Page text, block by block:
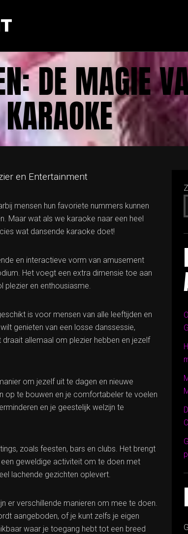
DE MAGIE
KARAOKE
en Entertainment
mensen hun favoriete nummers kunnen
Maar wat als we karaoke naar een heel
wat dansende karaoke doet!
en interactieve vorm van amusement
Het voegt een extra dimensie toe aan
plezier en enthousiasme.
is voor mensen van alle leeftijden en
genieten van een losse danssessie,
allemaal om plezier hebben en jezelf
om jezelf uit te dagen en nieuwe
op te bouwen en je comfortabeler te voelen
en je geestelijk welzijn te
zoals feesten, bars en clubs. Het brengt
geweldige activiteit om te doen met
lachende gezichten oplevert.
er verschillende manieren om mee te doen.
aangeboden, of je kunt zelfs je eigen
waar je toegang hebt tot een breed